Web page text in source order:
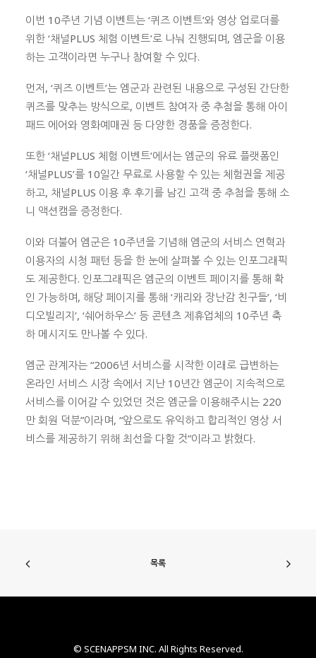
이번 10주년 기념 이벤트는 ‘퀴즈 이벤트’와 영상 업로더를
위한 ‘채널PLUS 체험 이벤트’로 나눠 진행되며, 엠군을 이용
하는 고객이라면 누구나 참여할 수 있다.
먼저, ‘퀴즈 이벤트’는 엠군과 관련된 내용으로 구성된 간단한
퀴즈를 맞추는 방식으로, 이벤트 참여자 중 추첨을 통해 아이
패드 에어와 영화예매권 등 다양한 경품을 증정한다.
또한 ‘채널PLUS 체험 이벤트’에서는 엠군의 유료 플랫폼인
‘채널PLUS’를 10일간 무료로 사용할 수 있는 체험권을 제공
하고, 채널PLUS 이용 후 후기를 남긴 고객 중 추첨을 통해 소
니 액션캠을 증정한다.
이와 더불어 엠군은 10주년을 기념해 엠군의 서비스 연혁과
이용자의 시청 패턴 등을 한 눈에 살펴볼 수 있는 인포그래픽
도 제공한다. 인포그래픽은 엠군의 이벤트 페이지를 통해 확
인 가능하며, 해당 페이지를 통해 ‘캐리와 장난감 친구들’, ‘비
디오빌리지’, ‘쉐어하우스’ 등 콘텐츠 제휴업체의 10주년 축
하 메시지도 만나볼 수 있다.
엠군 관계자는 “2006년 서비스를 시작한 이래로 급변하는
온라인 서비스 시장 속에서 지난 10년간 엠군이 지속적으로
서비스를 이어갈 수 있었던 것은 엠군을 이용해주시는 220
만 회원 덕분”이라며, “앞으로도 유익하고 합리적인 영상 서
비스를 제공하기 위해 최선을 다할 것”이라고 밝혔다.
목록
© SCENAPPSM INC. All Rights Reserved.